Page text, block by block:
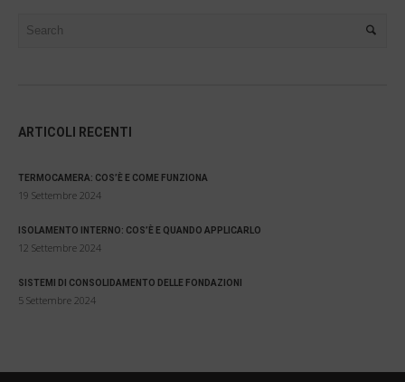
ARTICOLI RECENTI
TERMOCAMERA: COS’È E COME FUNZIONA
19 Settembre 2024
ISOLAMENTO INTERNO: COS’È E QUANDO APPLICARLO
12 Settembre 2024
SISTEMI DI CONSOLIDAMENTO DELLE FONDAZIONI
5 Settembre 2024